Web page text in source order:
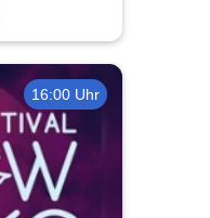
16:00 Uhr